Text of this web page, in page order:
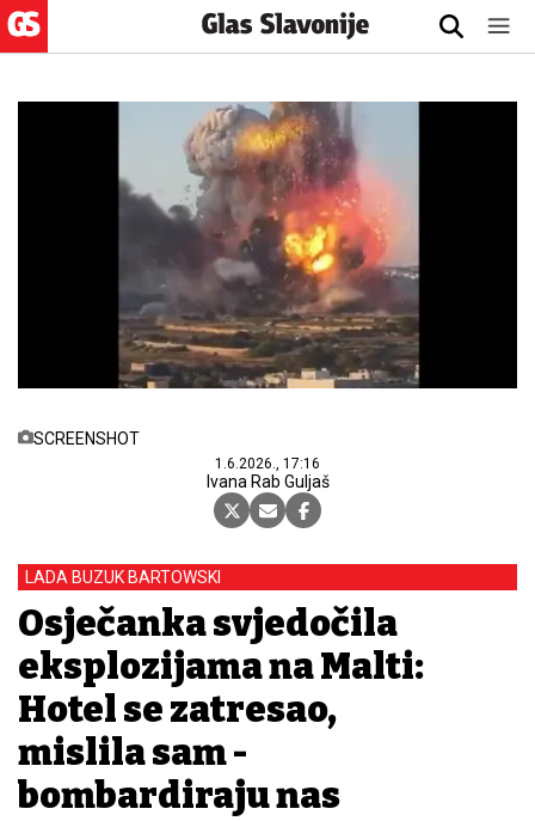
SCREENSHOT
1.6.2026., 17:16
Ivana Rab Guljaš
LADA BUZUK BARTOWSKI
Osječanka svjedočila
eksplozijama na Malti:
Hotel se zatresao,
mislila sam -
bombardiraju nas